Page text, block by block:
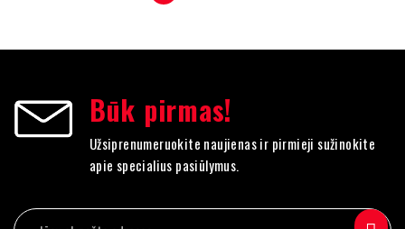
Būk pirmas!
Užsiprenumeruokite naujienas ir pirmieji sužinokite
apie specialius pasiūlymus.